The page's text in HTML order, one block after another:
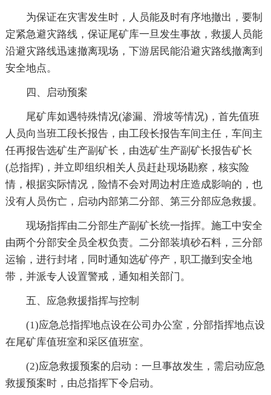
为保证在灾害发生时，人员能及时有序地撤出，要制
定紧急避灾路线，保证尾矿库一旦发生事故，救援人员能
沿避灾路线迅速撤离现场，下游居民能沿避灾路线撤离到
安全地点。
四、启动预案
尾矿库如遇特殊情况(渗漏、滑坡等情况)，首先值班
人员向当班工段长报告，由工段长报告车间主任，车间主
任再报告选矿生产副矿长，由选矿生产副矿长报告矿长
(总指挥)，并立即组织相关人员赶赴现场勘察，核实险
情，根据实际情况，险情不会对周边村庄造成影响的，也
没有人员伤亡，启动内部第二分部、第三分部应急救援。
现场指挥由二分部生产副矿长统一指挥。施工中安全
由两个分部安全员全权负责。二分部装填砂石料，三分部
运输，进行封堵，同时通知选矿停产，职工撤到安全地
带，并派专人设置警戒，通知相关部门。
五、应急救援指挥与控制
(1)应急总指挥地点设在公司办公室，分部指挥地点设
在尾矿库值班室和采区值班室。
(2)应急救援预案的启动：一旦事故发生，需启动应急
救援预案时，由总指挥下令启动。